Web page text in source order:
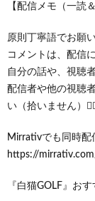
【配信メモ（一読
原則丁寧語でお願
コメントは、配信
自分の話や、視聴
配信者や他の視聴
い（拾いません）
Mirrativでも同時配
https://
『白猫GOLF』お